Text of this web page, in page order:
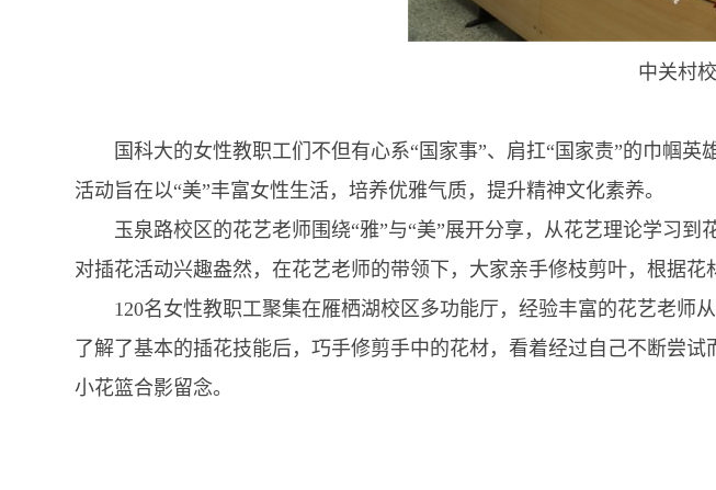
中关村
国科大的女性教职工们不但有心系“国家事”、肩扛“国家责”的巾帼英
活动旨在以“美”丰富女性生活，培养优雅气质，提升精神文化素养。
玉泉路校区的花艺老师围绕“雅”与“美”展开分享，从花艺理论学习到
对插花活动兴趣盎然，在花艺老师的带领下，大家亲手修枝剪叶，根据
120名女性教职工聚集在雁栖湖校区多功能厅，经验丰富的花艺老师
了解了基本的插花技能后，巧手修剪手中的花材，看着经过自己不断尝
小花篮合影留念。